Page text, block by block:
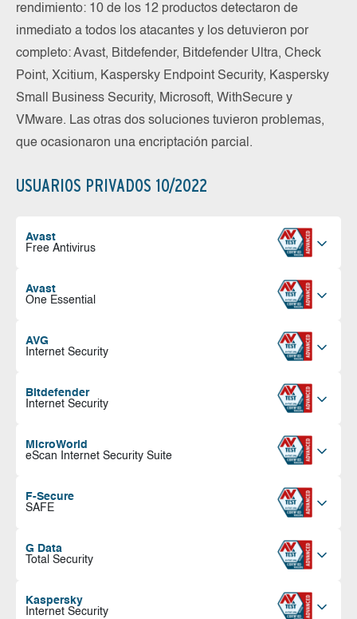
rendimiento: 10 de los 12 productos detectaron de
inmediato a todos los atacantes y los detuvieron por
completo: Avast, Bitdefender, Bitdefender Ultra, Check
Point, Xcitium, Kaspersky Endpoint Security, Kaspersky
Small Business Security, Microsoft, WithSecure y
VMware. Las otras dos soluciones tuvieron problemas,
que ocasionaron una encriptación parcial.
USUARIOS PRIVADOS 10/2022
Avast
Free Antivirus
Avast
One Essential
AVG
Internet Security
Bitdefender
Internet Security
MicroWorld
eScan Internet Security Suite
F-Secure
SAFE
G Data
Total Security
Kaspersky
Internet Security